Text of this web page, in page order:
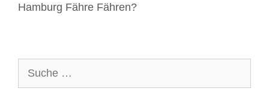
Hamburg Fähre Fähren?
nach: